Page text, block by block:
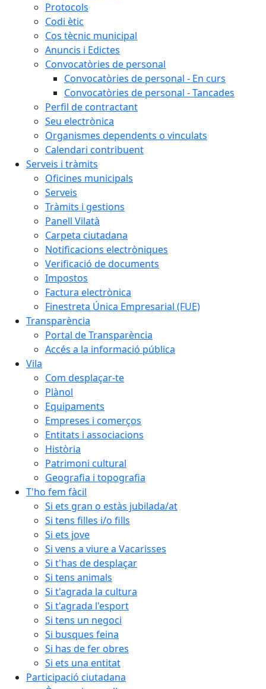
Protocols
Codi ètic
Cos tècnic municipal
Anuncis i Edictes
Convocatòries de personal
Convocatòries de personal - En curs
Convocatòries de personal - Tancades
Perfil de contractant
Seu electrònica
Organismes dependents o vinculats
Calendari contribuent
Serveis i tràmits
Oficines municipals
Serveis
Tràmits i gestions
Panell Vilatà
Carpeta ciutadana
Notificacions electròniques
Verificació de documents
Impostos
Factura electrònica
Finestreta Única Empresarial (FUE)
Transparència
Portal de Transparència
Accés a la informació pública
Vila
Com desplaçar-te
Plànol
Equipaments
Empreses i comerços
Entitats i associacions
Història
Patrimoni cultural
Geografia i topografia
T'ho fem fàcil
Si ets gran o estàs jubilada/at
Si tens filles i/o fills
Si ets jove
Si vens a viure a Vacarisses
Si t'has de desplaçar
Si tens animals
Si t'agrada la cultura
Si t'agrada l'esport
Si tens un negoci
Si busques feina
Si has de fer obres
Si ets una entitat
Participació ciutadana